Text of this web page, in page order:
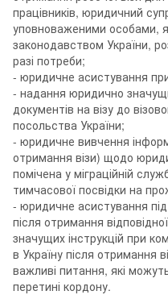
працівників, юридичний
уповноваженими особами,
законодавством України,
разі потреби;
- юридичне асистування
- надання юридично
документів на візу до
посольства України;
- юридичне вивчення
отримання візи) щодо
помічена у міграційній
тимчасової посвідки на
- юридичне асистування під
після отримання
значущих інструкцій при
в Україну після отримання
важливі питання, які
перетині кордону.